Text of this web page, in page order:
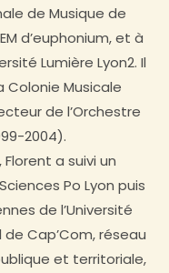
de Musique de
d’euphonium, et à
Lumière Lyon2. Il
Musicale
de l’Orchestre
2004).
a suivi un
Po Lyon puis
de l’Université
Cap’Com, réseau
et territoriale,